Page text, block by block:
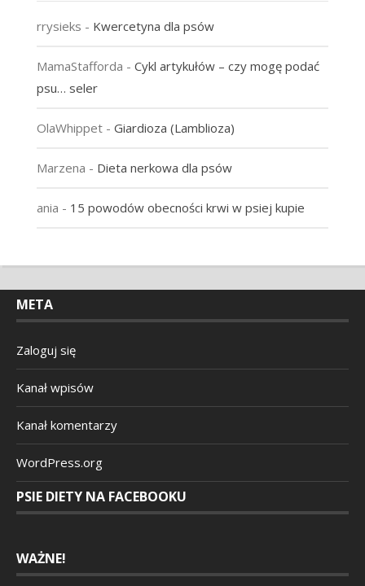
rrysieks - Kwercetyna dla psów
MamaStafforda - Cykl artykułów – czy mogę podać
psu… seler
OlaWhippet- Giardioza (Lamblioza)
Marzena - Dieta nerkowa dla psów
ania - 15 powodów obecności krwi w psiej kupie
META
Zaloguj się
Kanał wpisów
Kanał komentarzy
WordPress.org
PSIE DIETY NA FACEBOOKU
WAŻNE!